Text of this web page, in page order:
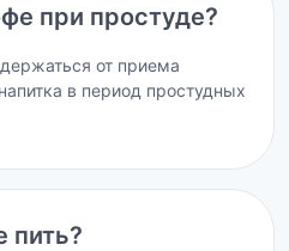
при простуде?
от приема
в период простудных
пить?